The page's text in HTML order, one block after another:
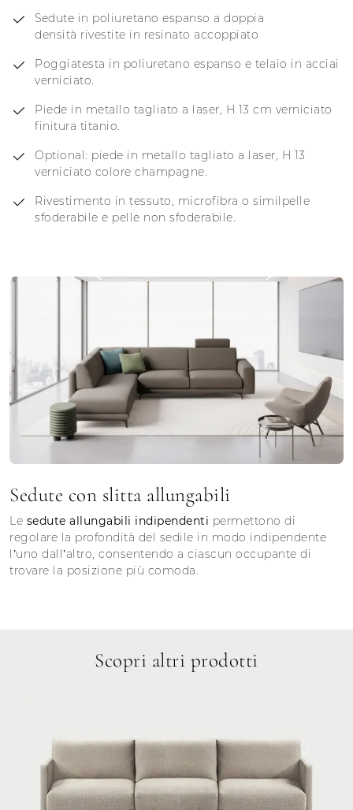
Sedute in poliuretano espanso a doppia
densità rivestite in resinato accoppiato
Poggiatesta in poliuretano espanso e telaio in acciai
verniciato.
Piede in metallo tagliato a laser, H 13 cm verniciato
finitura titanio.
Optional: piede in metallo tagliato a laser, H 13
verniciato colore champagne.
Rivestimento in tessuto, microfibra o similpelle
sfoderabile e pelle non sfoderabile.
Sedute con slitta allungabili
Le sedute allungabili indipendenti permettono di
regolare la profondità del sedile in modo indipendente
l’uno dall’altro, consentendo a ciascun occupante di
trovare la posizione più comoda.
Scopri altri prodotti